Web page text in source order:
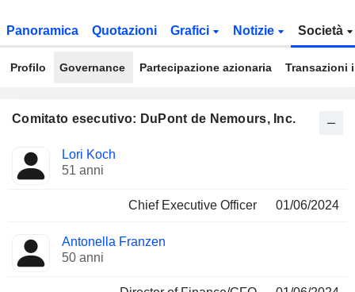
Panoramica Quotazioni Grafici Notizie Società
Profilo Governance Partecipazione azionaria Transazioni
Comitato esecutivo: DuPont de Nemours, Inc.
Manager
Posizioni
ricoperte
Lori Koch
51 anni
Chief Executive Officer 01/06/2024
Antonella Franzen
50 anni